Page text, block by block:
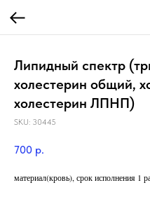
Липидный спектр
холестерин общий,
холестерин ЛПНП)
SKU: 30445
700 р.
материал(кровь), срок исполнения 1